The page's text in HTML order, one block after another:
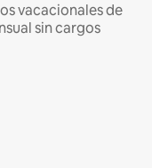
vacacionales de
sin cargos